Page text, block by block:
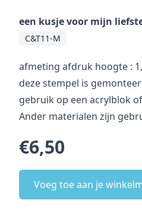
een kusje voor mijn
C&T11-M
afmeting afdruk hoogte :
deze stempel is
gebruik op een acrylblok
Ander materialen zijn
€6,50
Voeg toe aan je